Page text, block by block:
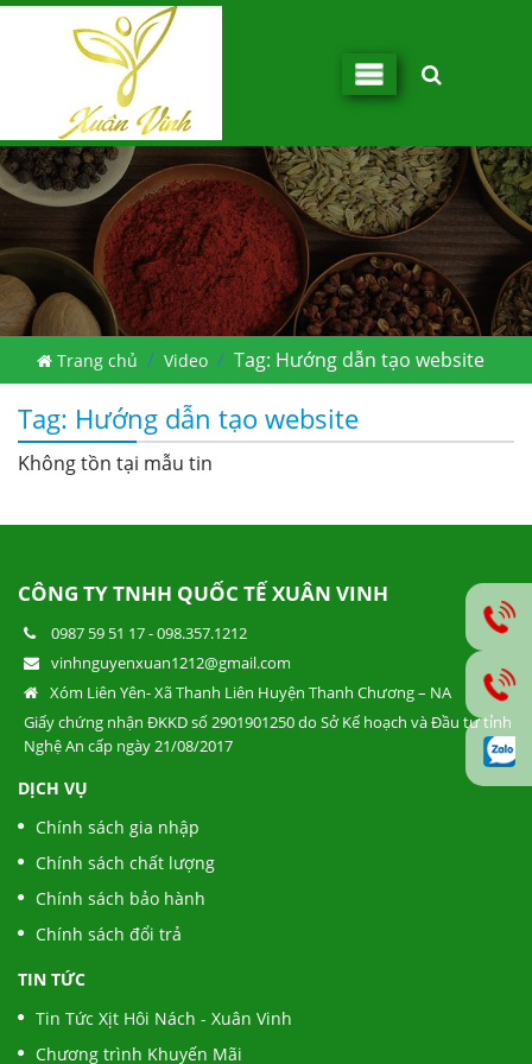
Trang chủ Video Tag: Hướng dẫn tạo website
Tag: Hướng dẫn tạo website
Không tồn tại mẫu tin
CÔNG TY TNHH QUỐC TẾ XUÂN VINH
0987 59 51 17-098.357.1212
vinhnguyenxuan1212@gmail.com
Xóm Liên Yên- Xã Thanh Liên Huyện Thanh Chương – NA
Giấy chứng nhận ĐKKD số 2901901250 do Sở Kế hoạch và Đầu tư tỉnh
Nghệ An cấp ngày 21/08/2017
DỊCH VỤ
Chính sách gia nhập
Chính sách chất lượng
Chính sách bảo hành
Chính sách đổi trả
TIN TỨC
Tin Tức Xịt Hôi Nách - Xuân Vinh
Chương trình Khuyến Mãi